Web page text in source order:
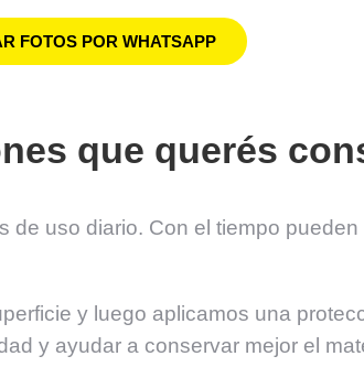
FOTOS POR WHATSAPP
que querés
uso diario. Con el tiempo
y luego aplicamos una
y ayudar a conservar mejor el